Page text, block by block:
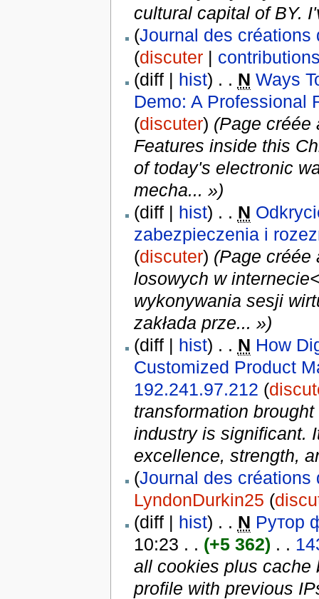
cultural capital of BY.
(Journal des créations
(discuter|
(diff |
hist) . . N Ways
Demo: A Professional
(discuter) (Page créée
Features inside this
of today's electronic
mecha... »)
(diff |
hist) . . N
zabezpieczenia i
(discuter) (Page créée
losowych w
wykonywania sesji
zakłada prze... »)
(diff |
hist) . . N How
Customized Product
192.241.97.212 (
transformation
industry is significant.
excellence, strength,
(Journal des créations
LyndonDurkin25 (
(diff |
hist) . . N Рутор
10:23 . . (+5 362) . .
all cookies plus cache
profile with previous